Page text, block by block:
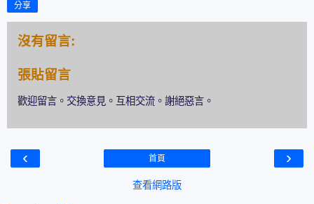
分享
沒有留言:
張貼留言
歡迎留言。交換意見。互相交流。謝絕惡言。
‹ ›
首頁
查看網路版